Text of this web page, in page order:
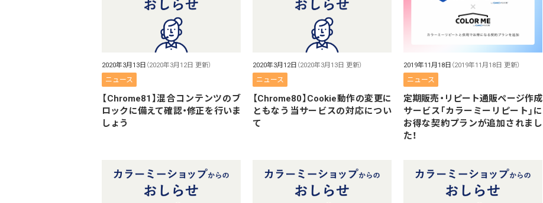
2020年3月13日 （2020年3月12日 更新）
ニュース
【Chrome81】混合コンテンツのブ
ロックに備えて確認・修正を行いま
しょう
2020年3月12日 （2020年3月13日 更新）
ニュース
【Chrome80】Cookie動作の変更に
ともなう当サービスの対応につい
て
2019年11月18日 （2019年11月18日 更新）
ニュース
定期販売・リピート通販ページ作成
サービス「カラーミーリピート」に
お得な契約プランが追加されまし
た！